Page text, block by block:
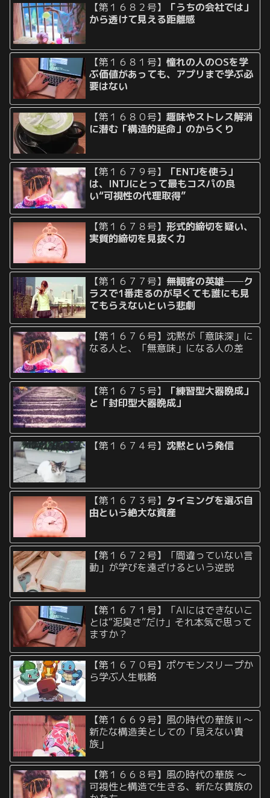
【第１６８２号】
「うちの会社では」
から透けて見える距離感
【第１６８１号】憧れの人のOSを学
ぶ価値があっても、アプリまで学ぶ必
要はない
【第１６８０号】趣味やストレス解消
に潜む「構造的延命」のからくり
【第１６７９号】
「ENTJを使う」
は、INTJにとって最もコスパの良
い“可視性の代理取得”
【第１６７８号】形式的締切を疑い、
実質的締切を見抜く力
【第１６７７号】 無観客の英雄──ク
ラスで1番走るのが早くても誰にも見
てもらえないという悲劇
【第１６７６号】沈黙が「意味深」に
なる人と、「無意味」になる人の差
【第１６７５号】
「練習型大器晩成」
と「封印型大器晩成」
【第１６７４号】 沈黙という発信
【第１６７３号】 タイミングを選ぶ自
由という絶大な資産
【第１６７２号】「間違っていない言
動」が学びを遠ざけるという逆説
【第１６７１号】「AIにはできないこ
とは“泥臭さ”だけ」それ本気で思って
ますか？
【第１６７０号】ポケモンスリープか
ら学ぶ人生戦略
【第１６６９号】風の時代の華族Ⅱ〜
新たな構造美としての「見えない貴
族」
【第１６６８号】風の時代の華族 〜
可視性と構造で生きる、新たな貴族の